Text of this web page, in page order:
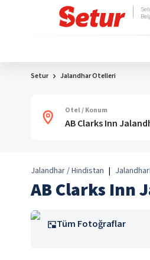
Setur Jalandhar Otelleri
Otel / Konum
Jalandhar / Hindistan | Jalandhar
AB Clarks Inn
Tüm Fotoğraflar